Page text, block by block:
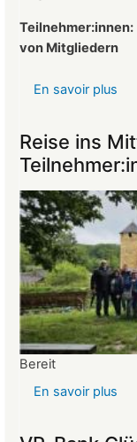
Teilnehmer:innen:
von Mitgliedern
En savoir plus
der
Reise ins
Bereit
En savoir plus
ins